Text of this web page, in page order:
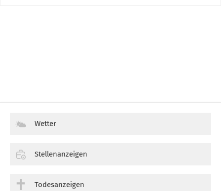
Wetter
Stellenanzeigen
Todesanzeigen